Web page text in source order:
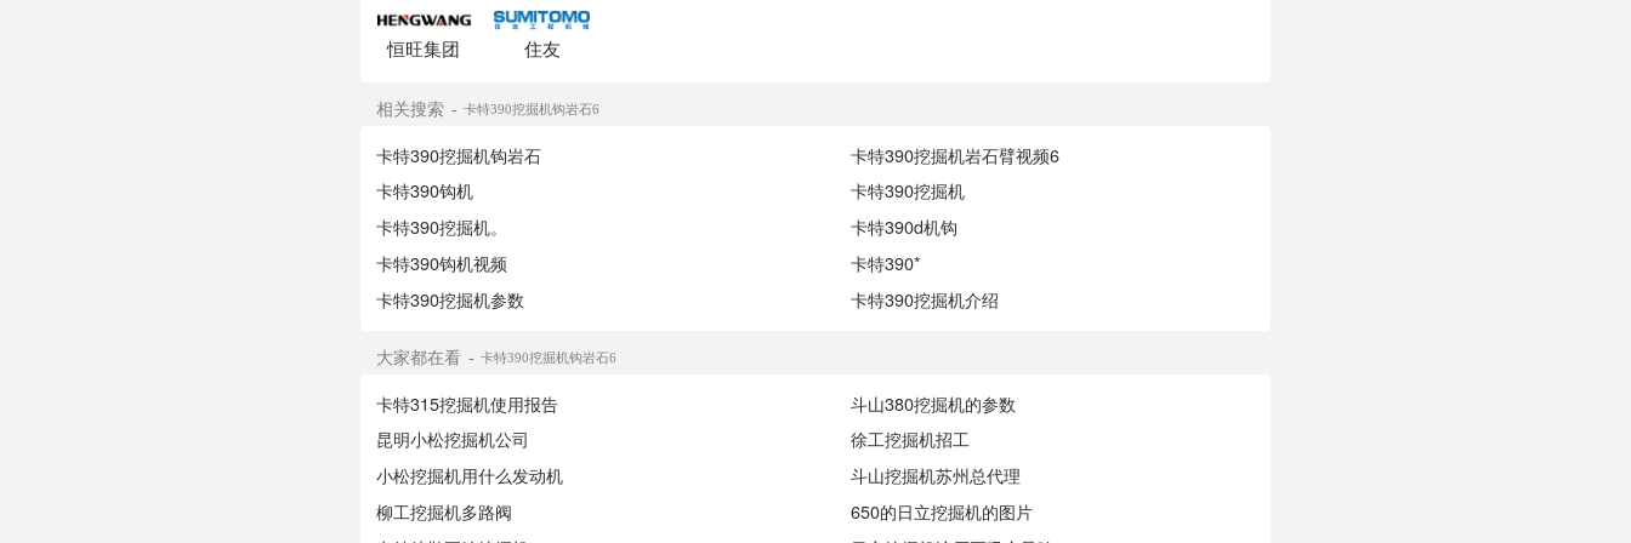
恒旺集团 住友
相关搜索 卡特390挖掘机钩岩石6
卡特390挖掘机钩岩石
卡特390挖掘机岩石臂视频6
卡特390钩机
卡特390挖掘机
卡特390挖掘机。
卡特390d机钩
卡特390钩机视频
卡特390*
卡特390挖掘机参数
卡特390挖掘机介绍
大家都在看 卡特390挖掘机钩岩石6
卡特315挖掘机使用报告
斗山380挖掘机的参数
昆明小松挖掘机公司
徐工挖掘机招工
小松挖掘机用什么发动机
斗山挖掘机苏州总代理
柳工挖掘机多路阀
650的日立挖掘机的图片